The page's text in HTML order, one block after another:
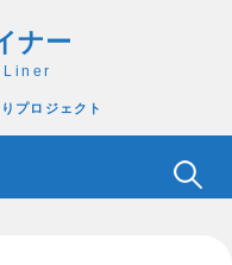
ナー
Liner
プロジェクト
検